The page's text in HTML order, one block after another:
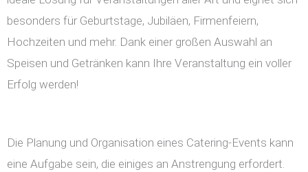
besonders für Geburtstage, Jubiläen, Firmenfeiern,
Hochzeiten und mehr. Dank einer großen Auswahl an
Speisen und Getränken kann Ihre Veranstaltung ein voller
Erfolg werden!
Die Planung und Organisation eines Catering-Events kann
eine Aufgabe sein, die einiges an Anstrengung erfordert.